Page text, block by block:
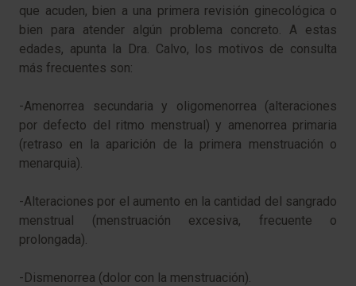
que acuden, bien a una primera revisión ginecológica o
bien para atender algún problema concreto. A estas
edades, apunta la Dra. Calvo, los motivos de consulta
más frecuentes son:
-Amenorrea secundaria y oligomenorrea (alteraciones
por defecto del ritmo menstrual) y amenorrea primaria
(retraso en la aparición de la primera menstruación o
menarquia).
-Alteraciones por el aumento en la cantidad del sangrado
menstrual (menstruación excesiva, frecuente o
prolongada).
-Dismenorrea (dolor con la menstruación).